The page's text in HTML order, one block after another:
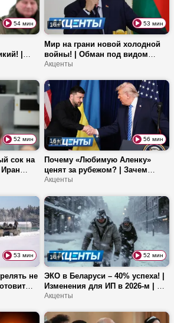
54 мин
|
16+ 53 мин
Мир на грани новой холодной
войны! | Обман под видом
благотворительности: раскрыта
Беларусь справляется с
морозами?
Акценты
52 мин
сок на
Иран
|
16+ 56 мин
Почему «Любимую Аленку»
ценят за рубежом? | Зачем
Трампу Совет мира? | Как
справляться со снегопадами?
Акценты
53 мин
не
16+ 52 мин
ЭКО в Беларуси – 40% успеха! |
Изменения для ИП в 2026-м | На
что обиделся Зеленский в
белорусов
Акценты